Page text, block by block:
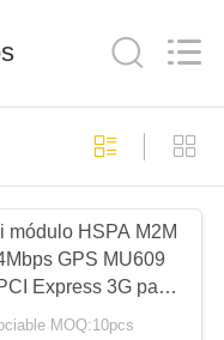
325
módulo HSPA M2M
GPS MU609
Express 3G para
WCDMA
MOQ:10pcs